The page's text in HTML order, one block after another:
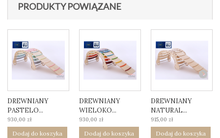
PRODUKTY POWIĄZANE
DREWNIANY
PASTELO...
930,00 zł
Dodaj do koszyka
DREWNIANY
WIELOKO...
930,00 zł
Dodaj do koszyka
DREWNIANY
NATURAL...
915,00 zł
Dodaj do koszyka